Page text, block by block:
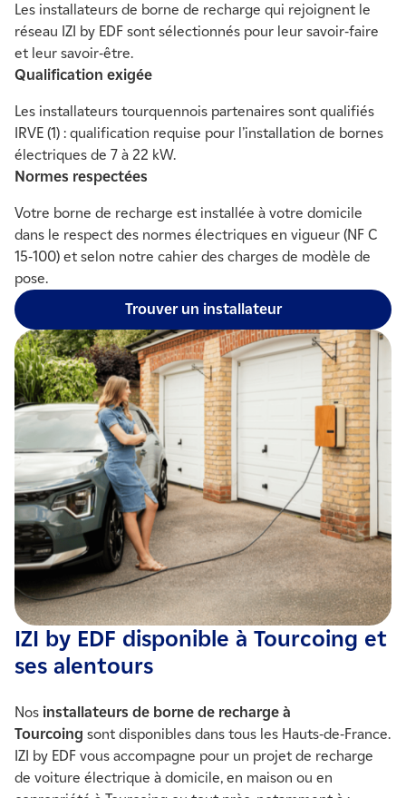
Les installateurs de borne de recharge qui rejoignent le
réseau IZI by EDF sont sélectionnés pour leur savoir-faire
et leur savoir-être.
Qualification exigée
Les installateurs tourquennois partenaires sont qualifiés
IRVE (1) : qualification requise pour l’installation de bornes
électriques de 7 à 22 kW.
Normes respectées
Votre borne de recharge est installée à votre domicile
dans le respect des normes électriques en vigueur (NF C
15-100) et selon notre cahier des charges de modèle de
pose.
Trouver un installateur
IZI by EDF disponible à Tourcoing et
ses alentours
Nos installateurs de borne de recharge à
Tourcoing sont disponibles dans tous les Hauts-de-France.
IZI by EDF vous accompagne pour un projet de recharge
de voiture électrique à domicile, en maison ou en